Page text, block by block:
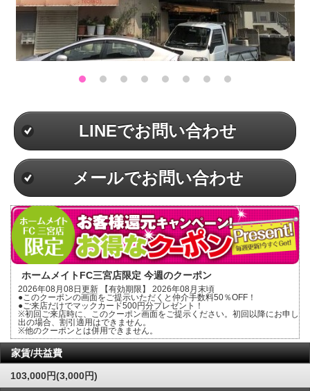
LINEでお問い合わせ
メールでお問い合わせ
ホームメイトFC三宮店限定 今週のクーポン
2026年08月08日更新 【有効期限】 2026年08月末頃
●このクーポンの画面をご提示いただくと仲介手数料50％OFF！
●ご来店だけでマックカード500円分プレゼント！
※初回ご来店時に、このクーポン画面をご提示ください。初回以降にお申し
出の場合、割引適用はできません。
※他のクーポンとは併用できません。
家賃/共益費
103,000円(3,000円)